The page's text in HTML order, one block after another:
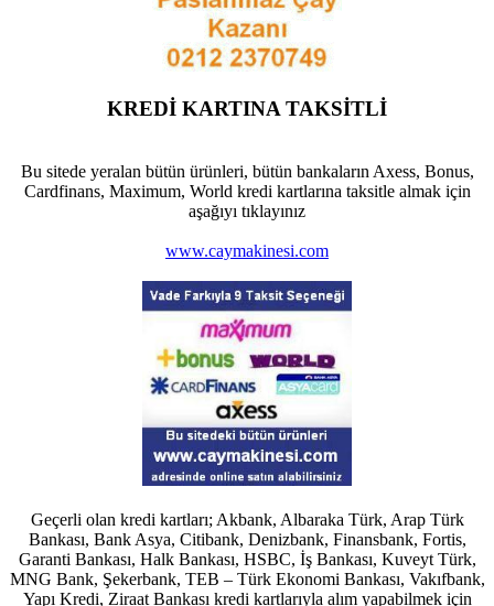
KREDİ KARTINA TAKSİTLİ
Bu sitede yeralan bütün ürünleri, bütün bankaların Axess, Bonus,
Cardfinans, Maximum, World kredi kartlarına taksitle almak için
aşağıyı tıklayınız
www.caymakinesi.com
Geçerli olan kredi kartları; Akbank, Albaraka Türk, Arap Türk
Bankası, Bank Asya, Citibank, Denizbank, Finansbank, Fortis,
Garanti Bankası, Halk Bankası, HSBC, İş Bankası, Kuveyt Türk,
MNG Bank, Şekerbank, TEB – Türk Ekonomi Bankası, Vakıfbank,
Yapı Kredi, Ziraat Bankası kredi kartlarıyla alım yapabilmek için